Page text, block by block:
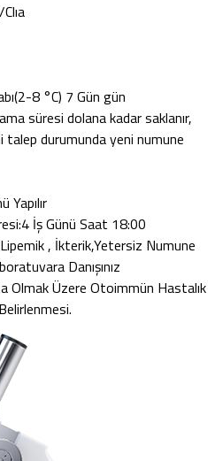
8 °C) 7 Gün gün
süresi dolana kadar saklanır,
talep durumunda yeni numune
Yapılır
4 İş Günü Saat 18:00
, İkterik,Yetersiz Numune
Danışınız
Olmak Üzere Otoimmün Hastalık